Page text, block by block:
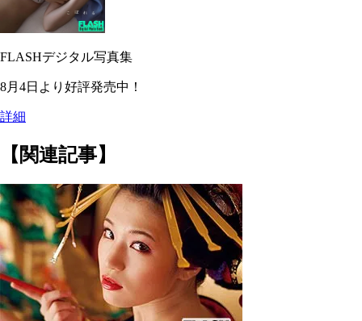
FLASHデジタル写真集
8月4日より好評発売中！
詳細
【関連記事】